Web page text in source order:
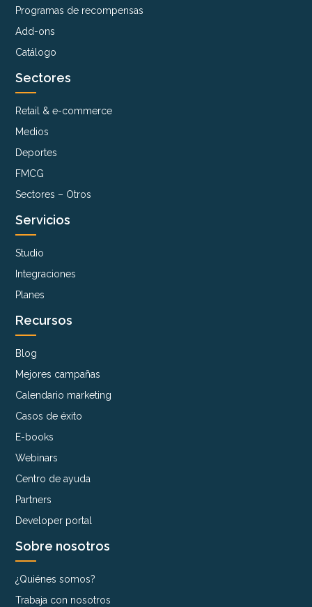
Programas de recompensas
Add-ons
Catálogo
Sectores
Retail & e-commerce
Medios
Deportes
FMCG
Sectores – Otros
Servicios
Studio
Integraciones
Planes
Recursos
Blog
Mejores campañas
Calendario marketing
Casos de éxito
E-books
Webinars
Centro de ayuda
Partners
Developer portal
Sobre nosotros
¿Quiénes somos?
Trabaja con nosotros